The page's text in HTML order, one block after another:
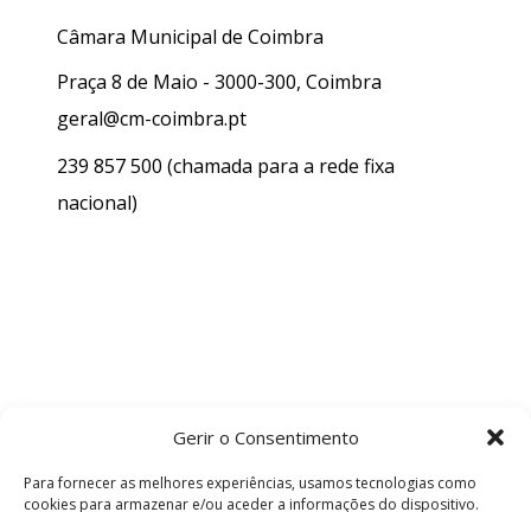
Gerir o Consentimento
Para fornecer as melhores experiências, usamos tecnologias como
cookies para armazenar e/ou aceder a informações do dispositivo.
Câmara Municipal de Coimbra
Praça 8 de Maio - 3000-300, Coimbra
geral@cm-coimbra.pt
239 857 500 (chamada para a rede fixa
nacional)